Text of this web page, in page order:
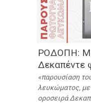
ΡΟΔΟΠΗ:
Δεκαπέντε
παρουσίαση
λευκώματος,
οροσειρά